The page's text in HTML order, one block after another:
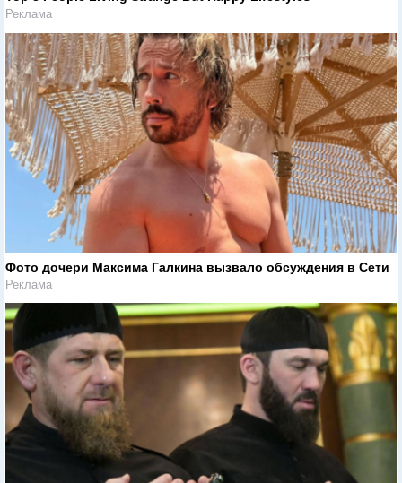
Реклама
Фото дочери Максима Галкина вызвало обсуждения в Сети
Реклама